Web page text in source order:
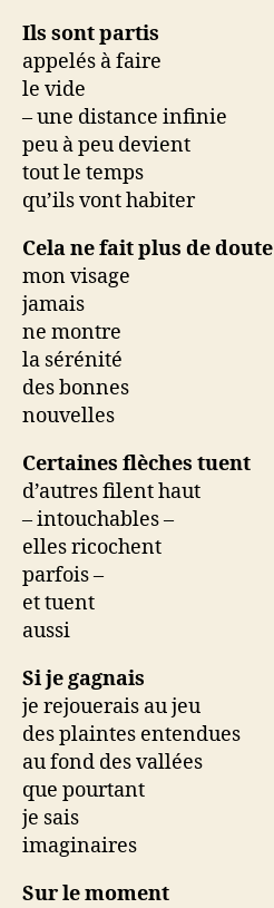
Ils sont partis
appelés à faire
le vide
– une distance infinie
peu à peu devient
tout le temps
qu’ils vont habiter
Cela ne fait plus de doute
mon visage
jamais
ne montre
la sérénité
des bonnes
nouvelles
Certaines flèches tuent
d’autres filent haut
– intouchables –
elles ricochent
parfois –
et tuent
aussi
Si je gagnais
je rejouerais au jeu
des plaintes entendues
au fond des vallées
que pourtant
je sais
imaginaires
Sur le moment